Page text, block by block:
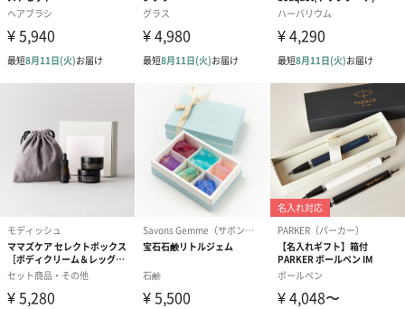
シーズンブーケ（ひま
わり）（1,880円）
ブーケ（ホワイトグリ
ーン）（1,650円）
ブーケ（ピン
（1,650円）
ドライフラワー・プリザーブドフラワー
自然のお花で作ったドライフラワー・プリザーブドフラワーを同
梱します。
一部花材が写真と異なる場合がございます。予めご了承くださ